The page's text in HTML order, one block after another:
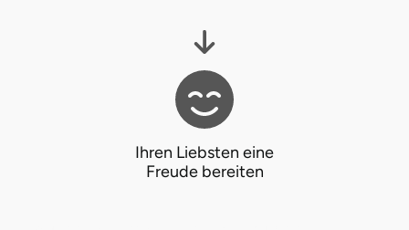
Ihren Liebsten eine
Freude bereiten